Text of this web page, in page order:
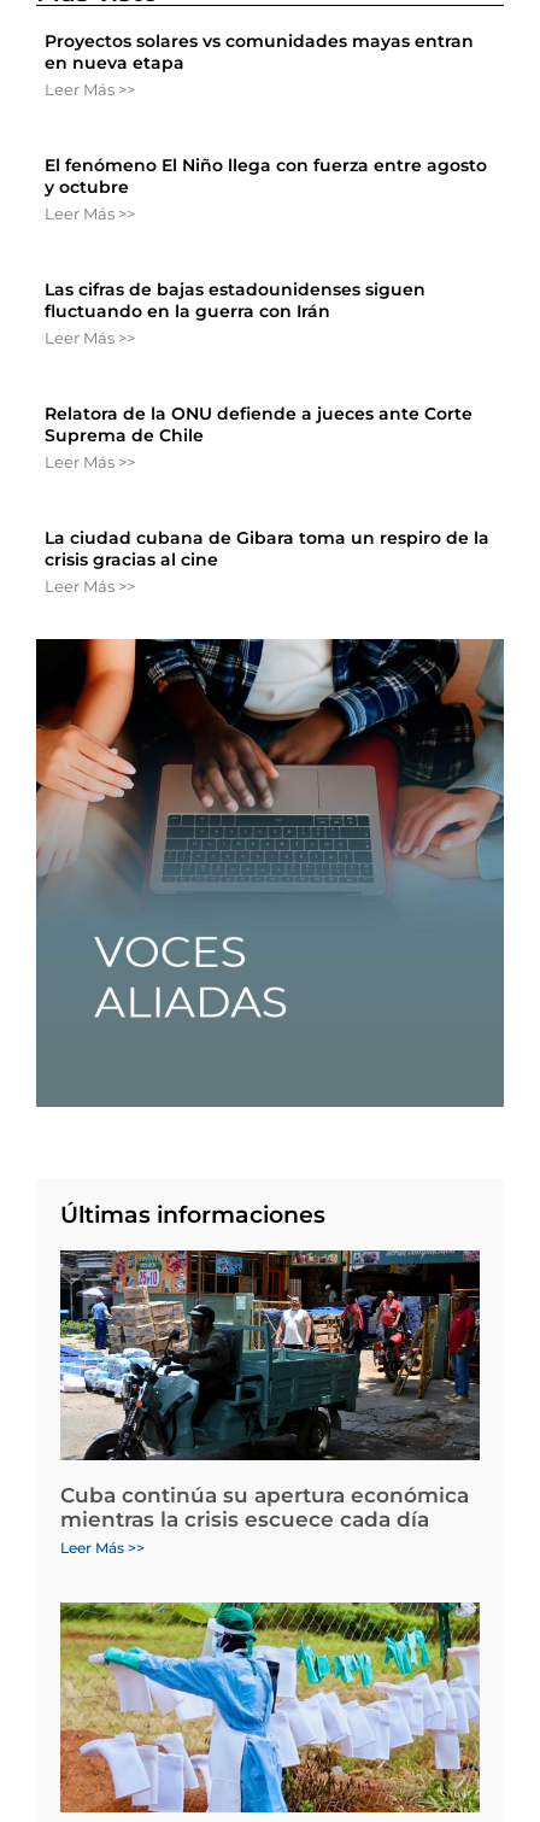
Proyectos solares vs comunidades mayas entran
en nueva etapa
Leer Más >>
El fenómeno El Niño llega con fuerza entre agosto
y octubre
Leer Más >>
Las cifras de bajas estadounidenses siguen
fluctuando en la guerra con Irán
Leer Más >>
Relatora de la ONU defiende a jueces ante Corte
Suprema de Chile
Leer Más >>
La ciudad cubana de Gibara toma un respiro de la
crisis gracias al cine
Leer Más >>
Últimas informaciones
Cuba continúa su apertura económica
mientras la crisis escuece cada día
Leer Más >>